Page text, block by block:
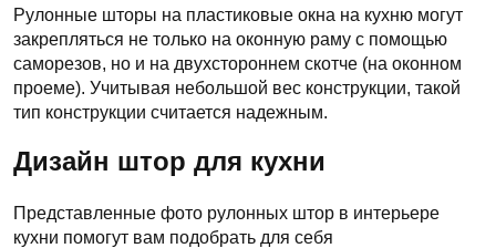
Рулонные шторы на пластиковые окна на кухню могут
закрепляться не только на оконную раму с помощью
саморезов, но и на двухстороннем скотче (на оконном
проеме). Учитывая небольшой вес конструкции, такой
тип конструкции считается надежным.
Дизайн штор для кухни
Представленные фото рулонных штор в интерьере
кухни помогут вам подобрать для себя